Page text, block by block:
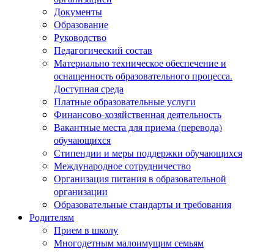
Документы
Образование
Руководство
Педагогический состав
Материально техническое обеспечение и
оснащенность образовательного процесса.
Доступная среда
Платные образовательные услуги
Финансово-хозяйственная деятельность
Вакантные места для приема (перевода)
обучающихся
Стипендии и меры поддержки обучающихся
Международное сотрудничество
Организация питания в образовательной
организации
Образовательные стандарты и требования
Родителям
Прием в школу
Многодетным малоимущим семьям